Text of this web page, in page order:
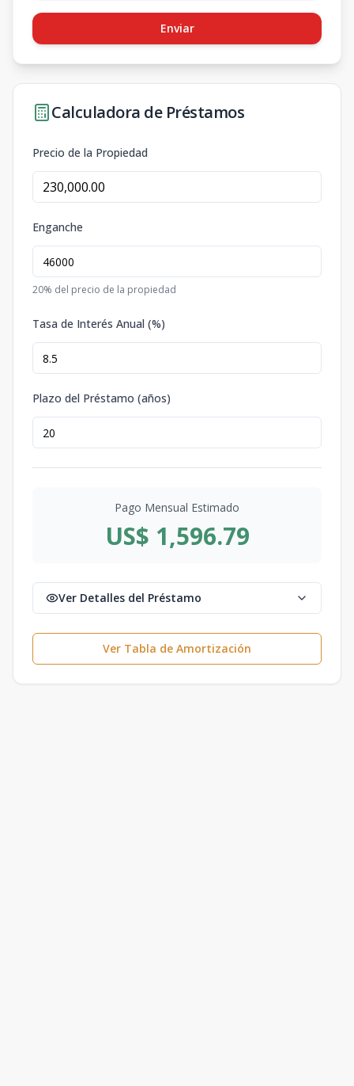
Enviar
Calculadora de Préstamos
Precio de la Propiedad
Enganche
20% del precio de la propiedad
Tasa de Interés Anual (%)
Plazo del Préstamo (años)
Pago Mensual Estimado
US$ 1,596.79
Ver Detalles del Préstamo
Ver Tabla de Amortización